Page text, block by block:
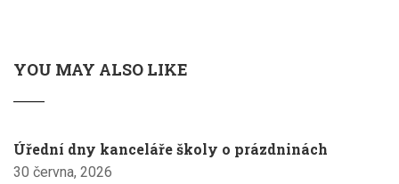
YOU MAY ALSO LIKE
Úřední dny kanceláře školy o prázdninách
30 června, 2026